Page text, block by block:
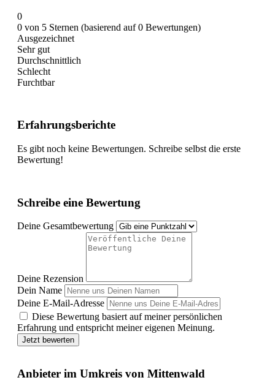
0
0 von 5 Sternen (basierend auf 0 Bewertungen)
Ausgezeichnet
Sehr gut
Durchschnittlich
Schlecht
Furchtbar
Erfahrungsberichte
Es gibt noch keine Bewertungen. Schreibe selbst die erste
Bewertung!
Schreibe eine Bewertung
Deine Gesamtbewertung
Deine Rezension
Dein Name
Deine E-Mail-Adresse
Diese Bewertung basiert auf meiner persönlichen
Erfahrung und entspricht meiner eigenen Meinung.
Jetzt bewerten
Anbieter im Umkreis von Mittenwald